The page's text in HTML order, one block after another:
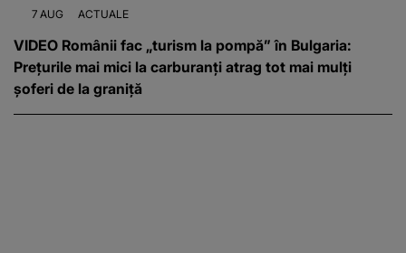
7 AUG ACTUALE
VIDEO Românii fac „turism la pompă” în Bulgaria:
Prețurile mai mici la carburanți atrag tot mai mulți
șoferi de la graniță